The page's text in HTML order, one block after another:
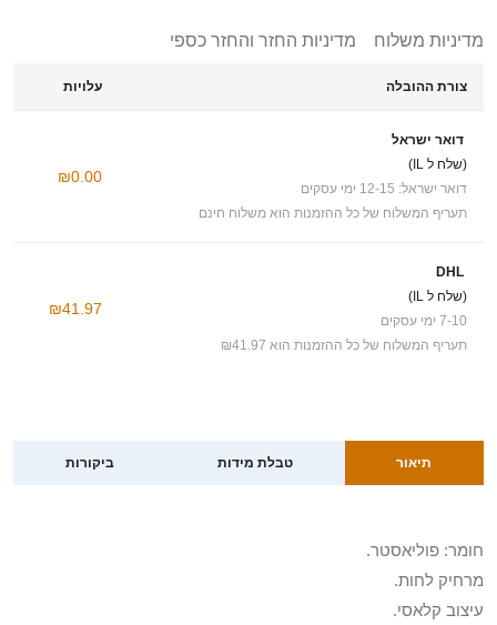
מדיניות משלוח מדיניות החזר והחזר כספי
צורת ההובלה עלויות
דואר ישראל
(שלח ל IL)
דואר ישראל: 12-15 ימי עסקים
תעריף המשלוח של כל ההזמנות הוא משלוח חינם
₪0.00
DHL
(שלח ל IL)
7-10 ימי עסקים
תעריף המשלוח של כל ההזמנות הוא ₪41.97
₪41.97
תיאור טבלת מידות ביקורות
חומר: פוליאסטר.
מרחיק לחות.
עיצוב קלאסי.